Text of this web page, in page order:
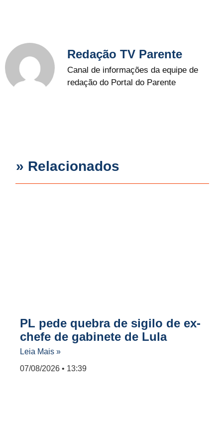
Redação TV Parente
Canal de informações da equipe de
redação do Portal do Parente
» Relacionados
PL pede quebra de sigilo de ex-
chefe de gabinete de Lula
Leia Mais »
07/08/2026
13:39